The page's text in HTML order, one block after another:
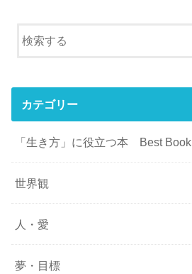
カテゴリー
「生き方」に役立つ本 Best Book
世界観
人・愛
夢・目標